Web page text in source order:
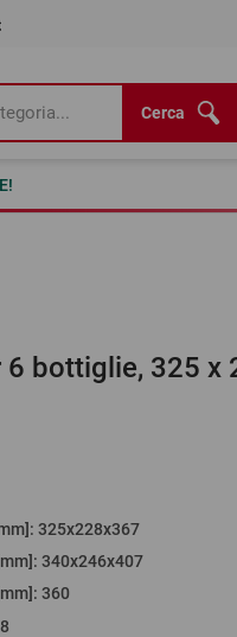
Cerca
6 bottiglie, 325 x
: 325x228x367
: 340x246x407
: 360